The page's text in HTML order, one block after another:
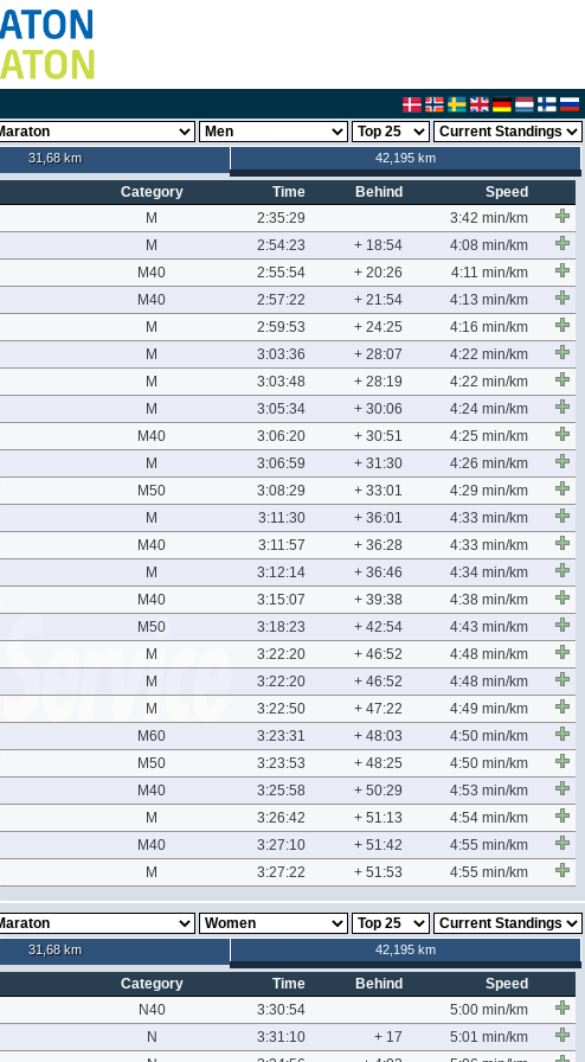
31,68 km 42,195 km
Category Time Behind
Speed
M 2:35:29
3:42 min/km
M 2:54:23 + 18:54
4:08 min/km
M40 2:55:54 + 20:26
4:11 min/km
M40 2:57:22 + 21:54
4:13 min/km
M 2:59:53 + 24:25
4:16 min/km
M 3:03:36 + 28:07
4:22 min/km
M 3:03:48 + 28:19
4:22 min/km
M 3:05:34 + 30:06
4:24 min/km
M40 3:06:20 + 30:51
4:25 min/km
M 3:06:59 + 31:30
4:26 min/km
M50 3:08:29 + 33:01
4:29 min/km
M 3:11:30 + 36:01
4:33 min/km
M40 3:11:57 + 36:28
4:33 min/km
M 3:12:14 + 36:46
4:34 min/km
M40 3:15:07 + 39:38
4:38 min/km
M50 3:18:23 + 42:54
4:43 min/km
M 3:22:20 + 46:52
4:48 min/km
M 3:22:20 + 46:52
4:48 min/km
M 3:22:50 + 47:22
4:49 min/km
M60 3:23:31 + 48:03
4:50 min/km
M50 3:23:53 + 48:25
4:50 min/km
M40 3:25:58 + 50:29
4:53 min/km
M 3:26:42 + 51:13
4:54 min/km
M40 3:27:10 + 51:42
4:55 min/km
M 3:27:22 + 51:53 4:55 min/km
31,68 km 42,195 km
Category Time Behind
Speed
N40 3:30:54
5:00 min/km
N 3:31:10 + 17
5:01 min/km